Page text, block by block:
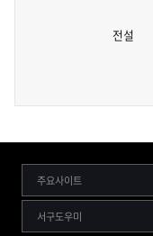
전설
서구도우미
주요사이트